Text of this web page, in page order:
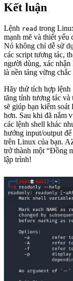
Kết luận
Lệnh read trong
mạnh mẽ và thiết yếu
Nó không chỉ dễ sử
các script tương tác,
người dùng, xác nhận
là nền tảng vững
Hãy thử tích hợp lệnh
tăng tính tương tác và
sẽ giúp bạn kiểm
hơn. Sau khi đã nắm
các lệnh shell khác
hướng input/output
trên Linux của bạn.
trở thành một “Đồng
lập trình!